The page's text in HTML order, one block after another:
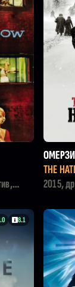
А
THE
2015,
8.1